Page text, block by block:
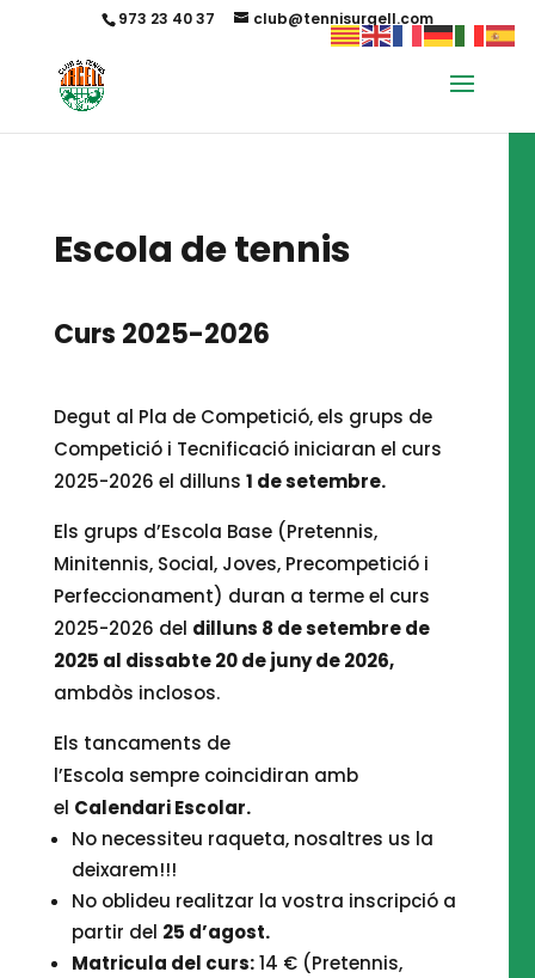
973 23 40 37 club@tennisurgell.com
Escola de tennis
Curs 2025-2026
Degut al Pla de Competició, els grups de
Competició i Tecnificació iniciaran el curs
2025-2026 el dilluns 1 de setembre.
Els grups d’Escola Base (Pretennis,
Minitennis, Social, Joves, Precompetició i
Perfeccionament) duran a terme el curs
2025-2026 del dilluns 8 de setembre de
2025 al dissabte 20 de juny de 2026,
ambdòs inclosos.
Els tancaments de
l’Escola sempre coincidiran amb
el Calendari Escolar.
No necessiteu raqueta, nosaltres us la
deixarem!!!
No oblideu realitzar la vostra inscripció a
partir del 25 d’agost.
Matricula del curs:14 € (Pretennis,